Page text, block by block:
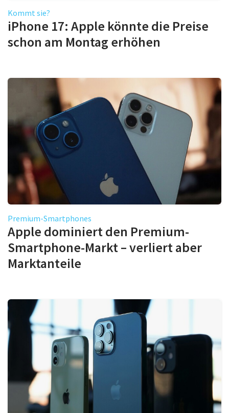
Kommt sie?
iPhone 17: Apple könnte die Preise
schon am Montag erhöhen
Premium-Smartphones
Apple dominiert den Premium-
Smartphone-Markt – verliert aber
Marktanteile